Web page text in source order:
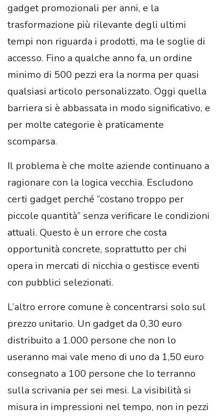
gadget promozionali per anni, e la
trasformazione più rilevante degli ultimi
tempi non riguarda i prodotti, ma le soglie di
accesso. Fino a qualche anno fa, un ordine
minimo di 500 pezzi era la norma per quasi
qualsiasi articolo personalizzato. Oggi quella
barriera si è abbassata in modo significativo, e
per molte categorie è praticamente
scomparsa.
Il problema è che molte aziende continuano a
ragionare con la logica vecchia. Escludono
certi gadget perché “costano troppo per
piccole quantità” senza verificare le condizioni
attuali. Questo è un errore che costa
opportunità concrete, soprattutto per chi
opera in mercati di nicchia o gestisce eventi
con pubblici selezionati.
L’altro errore comune è concentrarsi solo sul
prezzo unitario. Un gadget da 0,30 euro
distribuito a 1.000 persone che non lo
useranno mai vale meno di uno da 1,50 euro
consegnato a 100 persone che lo terranno
sulla scrivania per sei mesi. La visibilità si
misura in impressioni nel tempo, non in pezzi